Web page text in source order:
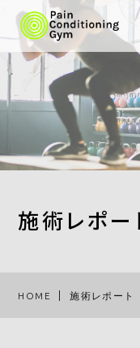
施術レポー
HOME 施術レポート